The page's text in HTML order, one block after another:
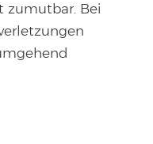
zumutbar. Bei